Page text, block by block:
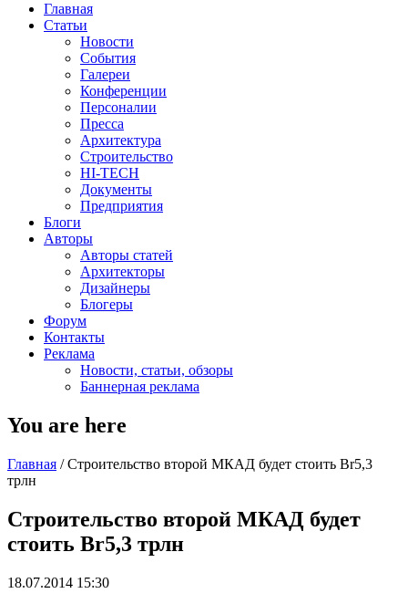
Главная
Статьи
Новости
События
Галереи
Конференции
Персоналии
Пресса
Архитектура
Строительство
HI-TECH
Документы
Предприятия
Блоги
Авторы
Авторы статей
Архитекторы
Дизайнеры
Блогеры
Форум
Контакты
Реклама
Новости, статьи, обзоры
Баннерная реклама
You are here
Главная / Строительство второй МКАД будет стоить Br5,3
трлн
Строительство второй МКАД будет
стоить Br5,3 трлн
18.07.2014 15:30